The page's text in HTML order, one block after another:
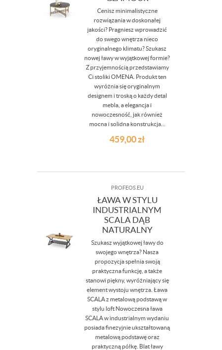
Cenisz minimalistyczne
rozwiązania w doskonałej
jakości? Pragniesz wprowadzić
do swego wnętrza nieco
oryginalnego klimatu? Szukasz
nowej ławy w wyjątkowej formie?
Z przyjemnością przedstawiamy
Ci stoliki OMENA. Produkt ten
wyróżnia się oryginalnym
designem i troską o każdy detal
mebla, a elegancja i
nowoczesność, jak również
mocna i solidna konstrukcja...
459,00zł
PROFEOS.EU
ŁAWA W STYLU
INDUSTRIALNYM
SCALA DĄB
NATURALNY
Szukasz wyjątkowej ławy do
swojego wnętrza? Nasza
propozycja spełnia swoją
praktyczna funkcję, a także
stanowi piękny, wyróżniający się
element wystoju wnętrza. Ława
SCALA z metalową podstawą w
stylu loft Nowoczesna ława
SCALA w industrialnym wydaniu
posiada finezyjnie ukształtowaną
metalową podstawę oraz
praktyczną półkę. Blat ławy